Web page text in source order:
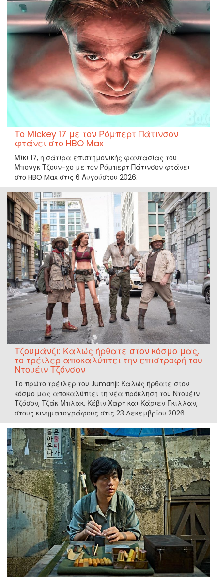
Το Mickey 17 με τον Ρόμπερτ Πάτινσον
φτάνει στο HBO Max
Μίκι 17, η σάτιρα επιστημονικής φαντασίας του
Μπονγκ Τζουν-χο με τον Ρόμπερτ Πάτινσον φτάνει
στο HBO Max στις 6 Αυγούστου 2026.
Τζουμάνζι: Καλώς ήρθατε στον κόσμο μας,
το τρέιλερ αποκαλύπτει την επιστροφή του
Ντουέιν Τζόνσον
Το πρώτο τρέιλερ του Jumanji: Καλώς ήρθατε στον
κόσμο μας αποκαλύπτει τη νέα πρόκληση του Ντουέιν
Τζόσον, Τζάκ Μπλακ, Κέβιν Χαρτ και Κάριεν Γκιλλαν,
στους κινηματογράφους στις 23 Δεκεμβρίου 2026.